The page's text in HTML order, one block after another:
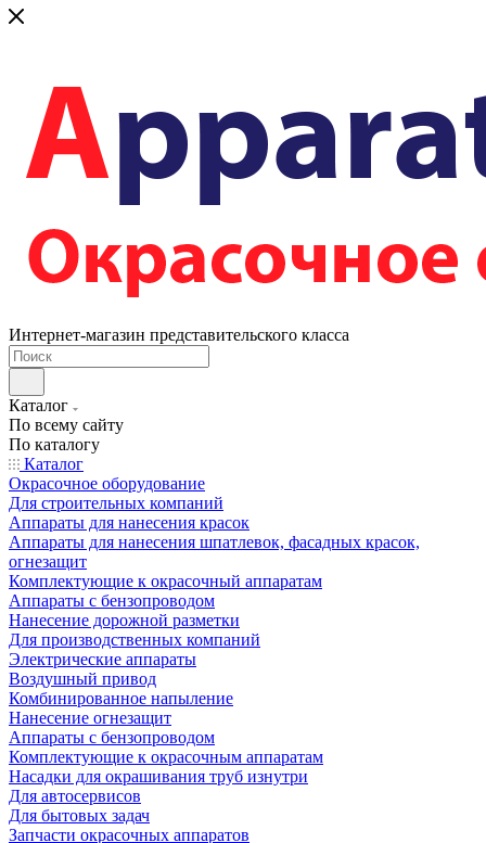
Интернет-магазин представительского класса
Каталог
По всему сайту
По каталогу
Каталог
Окрасочное оборудование
Для строительных компаний
Аппараты для нанесения красок
Аппараты для нанесения шпатлевок, фасадных красок,
огнезащит
Комплектующие к окрасочный аппаратам
Аппараты с бензопроводом
Нанесение дорожной разметки
Для производственных компаний
Электрические аппараты
Воздушный привод
Комбинированное напыление
Нанесение огнезащит
Аппараты с бензопроводом
Комплектующие к окрасочным аппаратам
Насадки для окрашивания труб изнутри
Для автосервисов
Для бытовых задач
Запчасти окрасочных аппаратов